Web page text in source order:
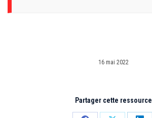
16 mai 2022
Partager cette ressource